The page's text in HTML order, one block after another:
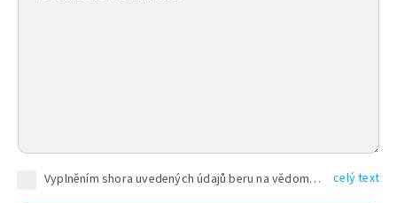
Vyplněním shora uvedených údajů beru na vědomí, že společnost TEXT FACTORY s.r.o., sídlem Brno, Durďákova 336/29, Černá Pole, PSČ: 613 00, IČ: 06157831, zapsané u Krajského soudu v Brně, oddíl C, vložka 100399, bude zpracovávat mé osobní údaje uvedené v rámci mnou vyplněného registračního formuláře na základě oprávněných zájmů TEXT FACTORY s.r.o. dle čl. 6 odst. 1 písm. f) GDPR a pro splnění právních povinností (čl. 6 odst. 1 písm. c) GDPR), a to pro tyto účely: nezbytnost zajistit oprávnění návštěvníka webových stránek provozovaných společností TEXT FACTORY s.r.o. přispívat aktivně ke zveřejněným článkům nebo v rámci diskusních fór a výkon práv TEXT FACTORY s.r.o. jako administrátora těchto diskusních fór. Více informací o zpracování osobních údajů a právech lze nalézt v celý text